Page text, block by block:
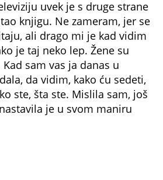
knjigu. Ne zameram, jer se
ali drago mi je kad vidim
je taj neko lep. Žene su
sam vas ja danas u
da vidim, kako ću sedeti,
ste, šta ste. Mislila sam, još
je u svom maniru